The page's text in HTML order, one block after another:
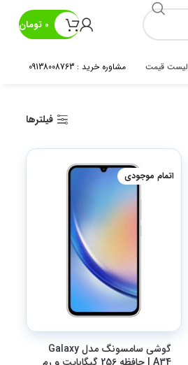
0 تومان
لیست قیمت مشاوره خرید : 09138008763
فیلترها
اتمام موجودی
گوشی سامسونگ مدل Galaxy